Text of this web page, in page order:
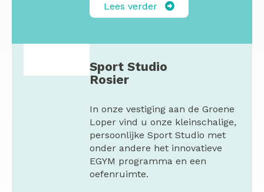
Lees verder
Sport Studio
Rosier
In onze vestiging aan de Groene
Loper vind u onze kleinschalige,
persoonlijke Sport Studio met
onder andere het innovatieve
EGYM programma en een
oefenruimte.